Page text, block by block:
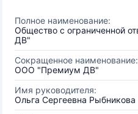
Полное наименование:
Общество с ограниченной
ДВ"
Сокращенное наименование:
ООО "Премиум ДВ"
Имя руководителя:
Ольга Сергеевна Рыбникова